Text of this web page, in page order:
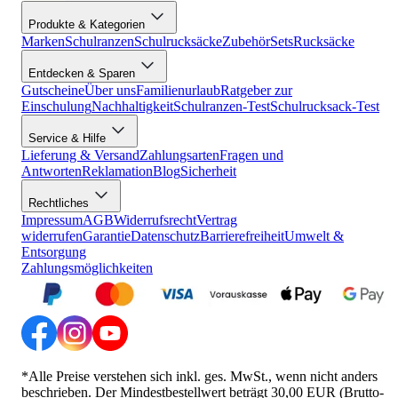
Produkte & Kategorien
MarkenSchulranzenSchulrucksäckeZubehörSetsRucksäcke
Entdecken & Sparen
GutscheineÜber unsFamilienurlaubRatgeber zur
EinschulungNachhaltigkeitSchulranzen-TestSchulrucksack-Test
Service & Hilfe
Lieferung & VersandZahlungsartenFragen und
AntwortenReklamationBlogSicherheit
Rechtliches
ImpressumAGBWiderrufsrechtVertrag
widerrufenGarantieDatenschutzBarrierefreiheitUmwelt &
Entsorgung
Zahlungsmöglichkeiten
*Alle Preise verstehen sich inkl. ges. MwSt., wenn nicht anders
beschrieben. Der Mindestbestellwert beträgt 30,00 EUR (Brutto-